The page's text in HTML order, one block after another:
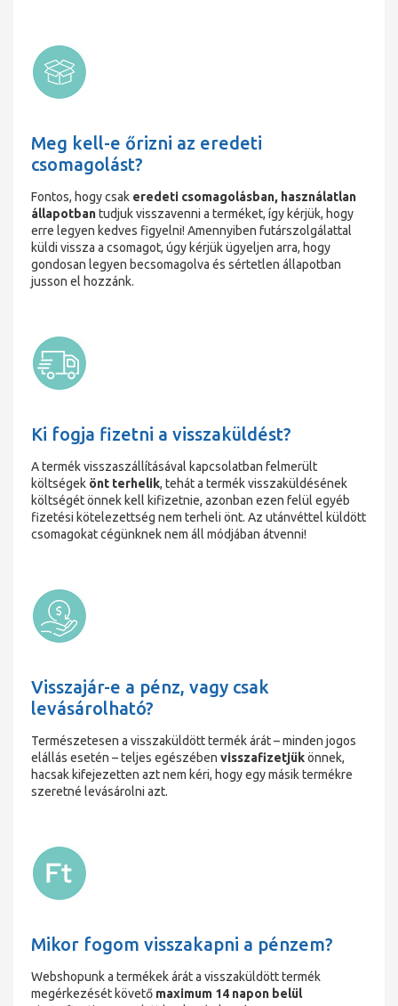
Meg kell-e őrizni az eredeti
csomagolást?
Fontos, hogy csak eredeti csomagolásban, használatlan
állapotbantudjuk visszavenni a terméket, így kérjük, hogy
erre legyen kedves figyelni! Amennyiben futárszolgálattal
küldi vissza a csomagot, úgy kérjük ügyeljen arra, hogy
gondosan legyen becsomagolva és sértetlen állapotban
jusson el hozzánk.
Ki fogja fizetni a visszaküldést?
A termék visszaszállításával kapcsolatban felmerült
költségek önt terhelik, tehát a termék visszaküldésének
költségét önnek kell kifizetnie, azonban ezen felül egyéb
fizetési kötelezettség nem terheli önt. Az utánvéttel küldött
csomagokat cégünknek nem áll módjában átvenni!
Visszajár-e a pénz, vagy csak
levásárolható?
Természetesen a visszaküldött termék árát – minden jogos
elállás esetén – teljes egészében visszafizetjükönnek,
hacsak kifejezetten azt nem kéri, hogy egy másik termékre
szeretné levásárolni azt.
Mikor fogom visszakapni a pénzem?
Webshopunk a termékek árát a visszaküldött termék
megérkezését követő maximum 14 napon belül